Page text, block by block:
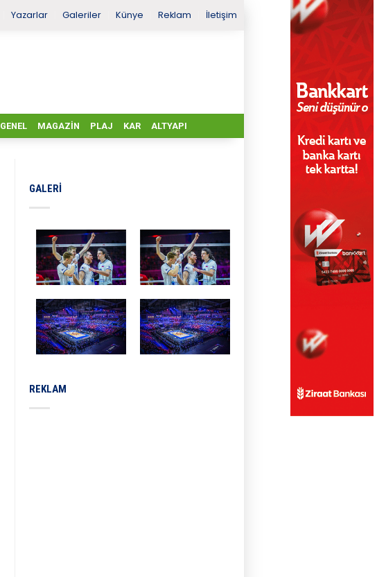
Yazarlar Galeriler Künye Reklam İletişim
GENEL MAGAZIN PLAJ KAR ALTYAPI
GALERI
REKLAM